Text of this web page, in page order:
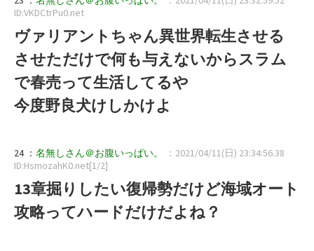
ID:VKDCtrPu0.net
ヴァリアントちゃん異世界転生させる
させただけで何も与えないからスラム
で春売って生活してるや
今度野良犬けしかけよ
24 ： 名無しさん＠お腹いっぱい。
：2021/04/11(日) 23:34:56.38
ID:HsmozahK0.net[1/2]
13章掘りしたい復帰勢だけど海域オート
攻略ってハードだけだよね？